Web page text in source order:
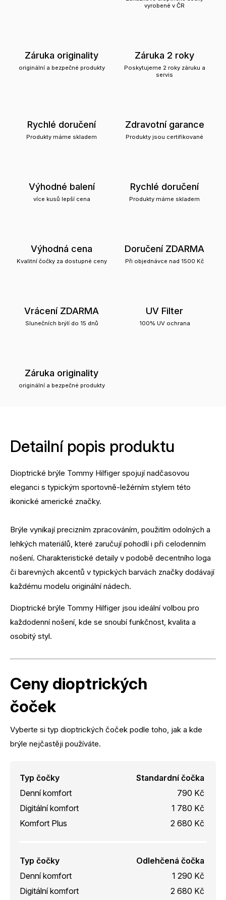
vyrobené v ČR
Záruka originality
originální a bezpečné produkty
Záruka 2 roky
Poskytujeme 2 roky záruku a
servis
Rychlé doručení
Produkty máme skladem
Zdravotní garance
Produkty jsou certifikované
Výhodné balení
více kusů lepší cena
Rychlé doručení
Produkty máme skladem
Výhodná cena
Kvalitní čočky za dostupné ceny
Doručení ZDARMA
Při objednávce nad 1500 Kč
Vrácení ZDARMA
Slunečních brýlí do 15 dnů
UV Filter
100% UV ochrana
Záruka originality
originální a bezpečné produkty
Detailní popis produktu
Dioptrické brýle Tommy Hilfiger spojují nadčasovou
eleganci s typickým sportovně-ležérním stylem této
ikonické americké značky.
Brýle vynikají precizním zpracováním, použitím odolných a
lehkých materiálů, které zaručují pohodlí i při celodenním
nošení. Charakteristické detaily v podobě decentního loga
či barevných akcentů v typických barvách značky dodávají
každému modelu originální nádech.
Dioptrické brýle Tommy Hilfiger jsou ideální volbou pro
každodenní nošení, kde se snoubí funkčnost, kvalita a
osobitý styl.
Ceny dioptrických
čoček
Vyberte si typ dioptrických čoček podle toho, jak a kde
brýle nejčastěji používáte.
Typ čočky
Standardní čočka
Denní komfort
790 Kč
Digitální komfort
1 780 Kč
Komfort Plus
2 680 Kč
Typ čočky
Odlehčená čočka
Denní komfort
1 290 Kč
Digitální komfort
2 680 Kč